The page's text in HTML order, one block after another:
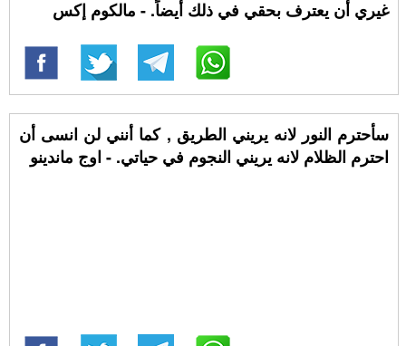
غيري أن يعترف بحقي في ذلك أيضاً. - مالكوم إكس
سأحترم النور لانه يريني الطريق , كما أنني لن انسى أن
احترم الظلام لانه يريني النجوم في حياتي. - اوج ماندينو